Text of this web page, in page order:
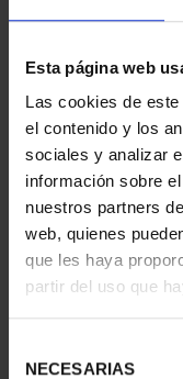
Esta página web
Las cookies de
el contenido y los
sociales y analizar
información sobre
nuestros partners
web, quienes
que les haya
partir del uso que
NECESARIAS
PROCLAMACIÓN
VI (2024) 8
140,00 €